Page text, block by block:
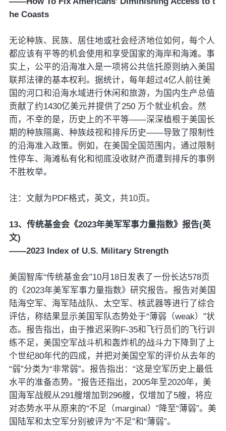
he Coasts
无论种族、民族、居住地或社会经济地位如何，每个人
都应该有平等的机会使用和享受国家的海岸和海滩。事
实上，公平的沿海准入是一项将公共信托原则纳入美国
联邦法律的基本权利。据统计，每年超过4亿人前往美
国的河口和沿海水域进行休闲和旅游，为国内生产总值
贡献了约1430亿美元并提供了250 万个就业机会。然
而，不幸的是，历史上的不平等——深深植根于美国长
期的种族隔离、种族歧视和排斥历史——导致了限制性
的沿海准入政策。例如，在美国全国范围内，通过限制
性停车、海滩私有化和彻底没收财产而遭到排斥的事例
不胜枚举。
注：文献为PDF格式，英文，共10页。
13、传统基金会《2023年美军军事力量指数》报告(英
文)
——2023 Index of U.S. Military Strength
美国智库“传统基金会”10月18日发表了一份长达578页
的《2023年美军军事力量指数》研究报告。报告对美国
陆海空军、海军陆战队、太空军、核武器等进行了综合
评估，称结果显示美国军队态势处于“薄弱（weak）”状
态。报告指出，由于推迟采购F-35和飞行员们的飞行训
练不足，美国空军战斗机和轰炸机的战斗力下降到了上
个世纪80年代的四成，并把对美国空军的评价从去年的
“弱”分类为“非常弱”。报告指出：“这是空军历史上最低
水平的准备态势。”报告还指出，2005年至2020年，美
国海军战舰从291艘增加到296艘，仅增加了5艘，将应
对态势水平从原来的“不足（marginal）”降至“薄弱”。美
国陆军和太空军分别被评为“不足”和“薄弱”。